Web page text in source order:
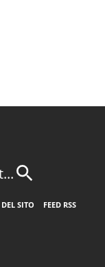
SITO
FEED RSS